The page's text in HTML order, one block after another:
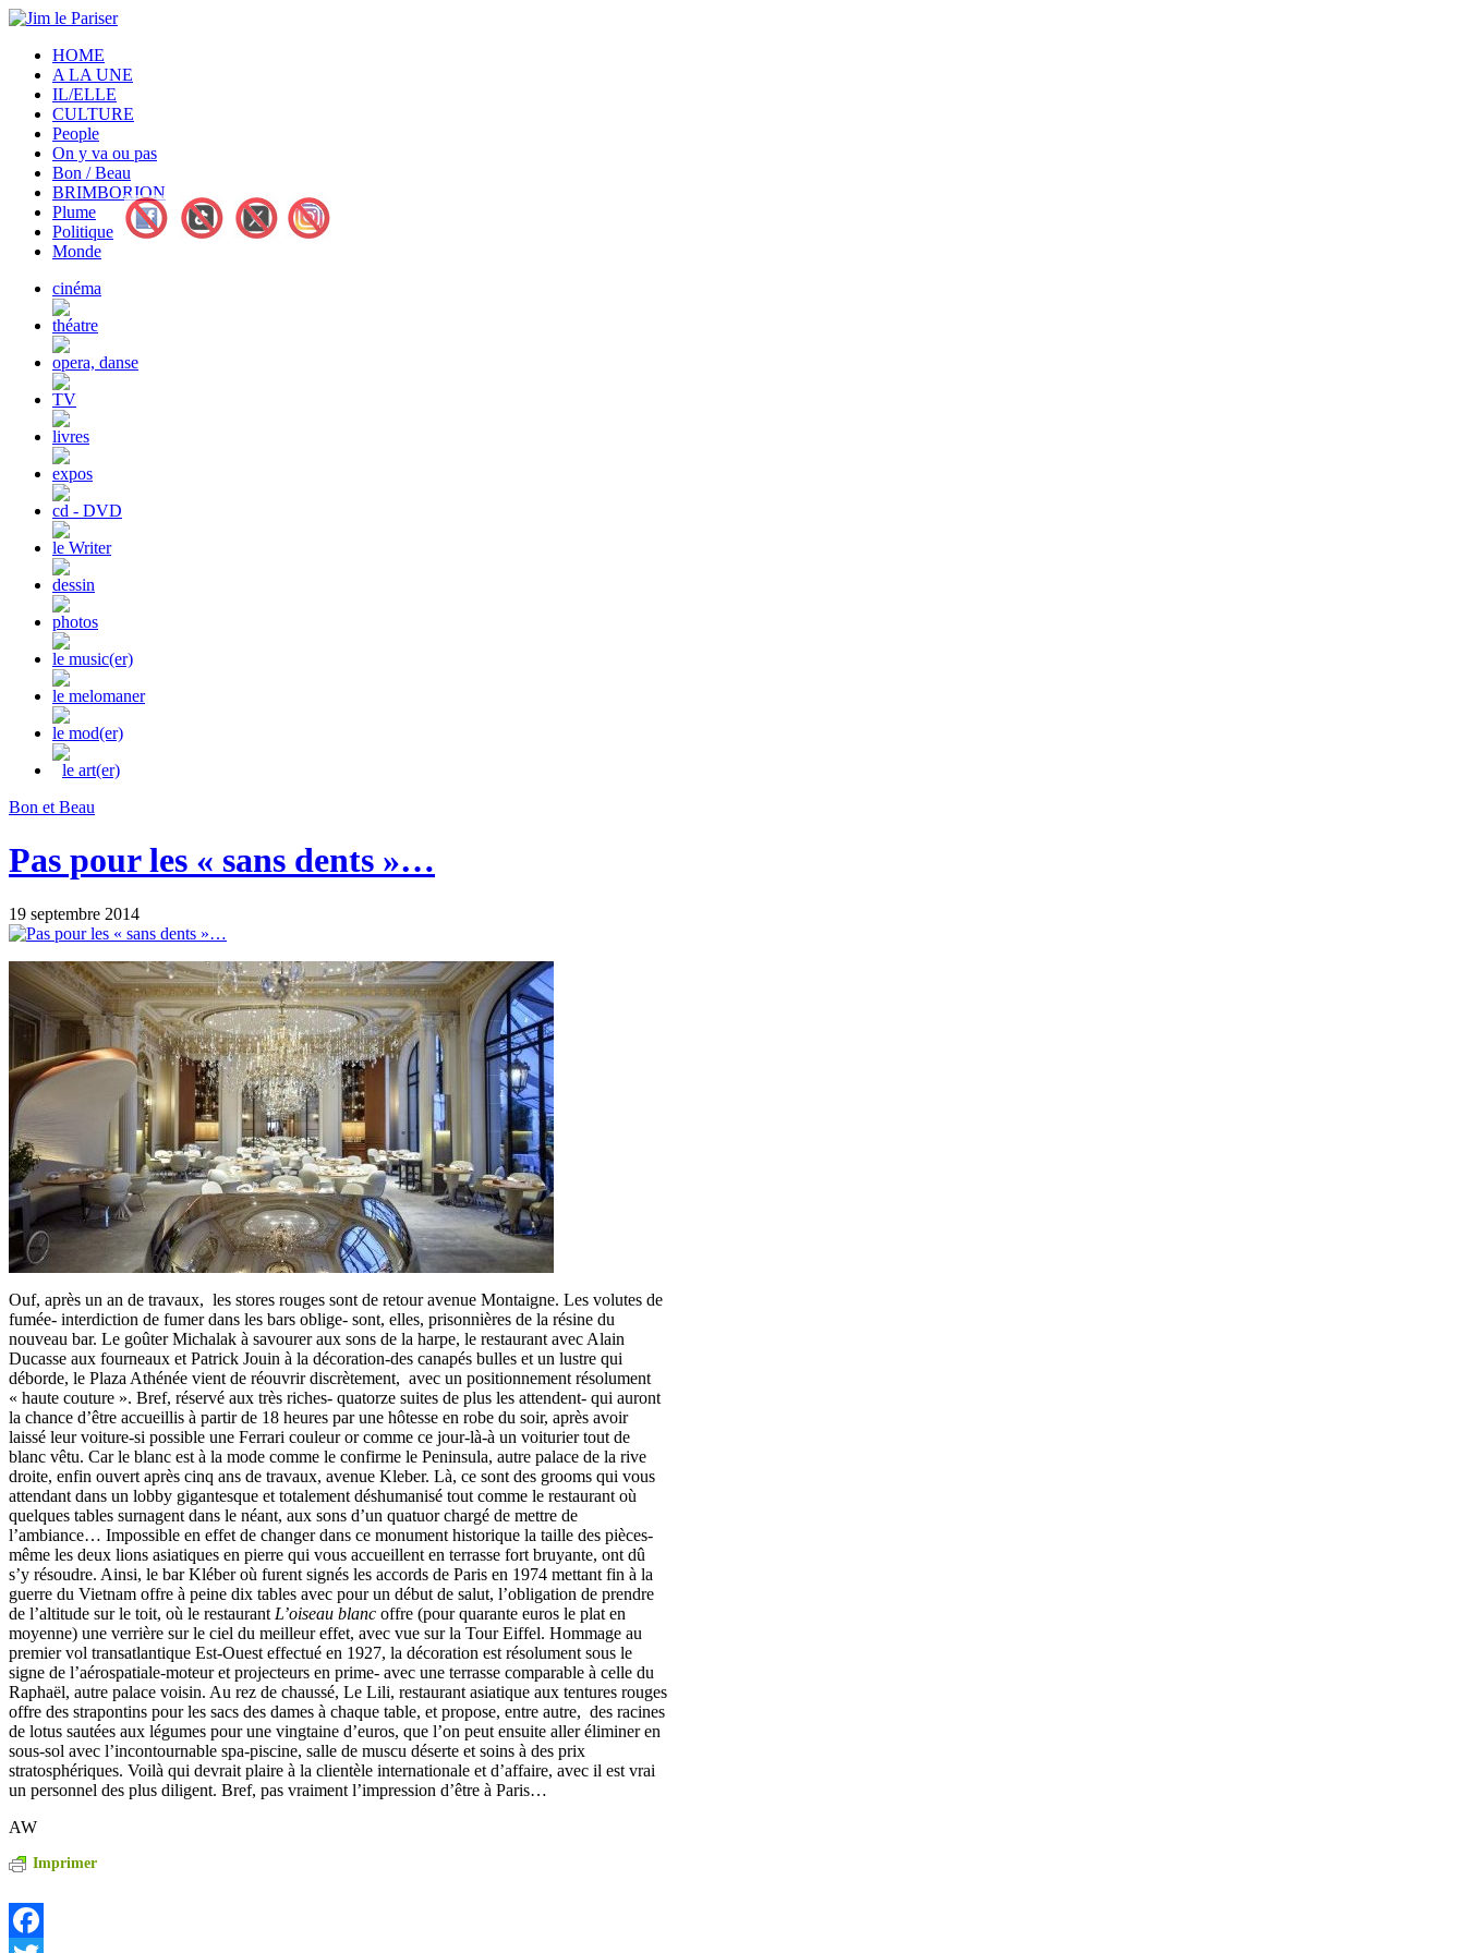
HOME
A LA UNE
IL/ELLE
CULTURE
People
On y va ou pas
Bon / Beau
BRIMBORION
Plume
Politique
Monde
cinéma
théatre
opera, danse
TV
livres
expos
cd - DVD
le Writer
dessin
photos
le music(er)
le melomaner
le mod(er)
le art(er)
Bon et Beau
Pas pour les « sans dents »…
19 septembre 2014
Ouf, après un an de travaux, les stores rouges sont de retour avenue Montaigne. Les volutes de
fumée- interdiction de fumer dans les bars oblige- sont, elles, prisonnières de la résine du
nouveau bar. Le goûter Michalak à savourer aux sons de la harpe, le restaurant avec Alain
Ducasse aux fourneaux et Patrick Jouin à la décoration-des canapés bulles et un lustre qui
déborde, le Plaza Athénée vient de réouvrir discrètement, avec un positionnement résolument
« haute couture ». Bref, réservé aux très riches- quatorze suites de plus les attendent- qui auront
la chance d’être accueillis à partir de 18 heures par une hôtesse en robe du soir, après avoir
laissé leur voiture-si possible une Ferrari couleur or comme ce jour-là-à un voiturier tout de
blanc vêtu. Car le blanc est à la mode comme le confirme le Peninsula, autre palace de la rive
droite, enfin ouvert après cinq ans de travaux, avenue Kleber. Là, ce sont des grooms qui vous
attendant dans un lobby gigantesque et totalement déshumanisé tout comme le restaurant où
quelques tables surnagent dans le néant, aux sons d’un quatuor chargé de mettre de
l’ambiance… Impossible en effet de changer dans ce monument historique la taille des pièces-
même les deux lions asiatiques en pierre qui vous accueillent en terrasse fort bruyante, ont dû
s’y résoudre. Ainsi, le bar Kléber où furent signés les accords de Paris en 1974 mettant fin à la
guerre du Vietnam offre à peine dix tables avec pour un début de salut, l’obligation de prendre
de l’altitude sur le toit, où le restaurant L’oiseau blanc offre (pour quarante euros le plat en
moyenne) une verrière sur le ciel du meilleur effet, avec vue sur la Tour Eiffel. Hommage au
premier vol transatlantique Est-Ouest effectué en 1927, la décoration est résolument sous le
signe de l’aérospatiale-moteur et projecteurs en prime- avec une terrasse comparable à celle du
Raphaël, autre palace voisin. Au rez de chaussé, Le Lili, restaurant asiatique aux tentures rouges
offre des strapontins pour les sacs des dames à chaque table, et propose, entre autre, des racines
de lotus sautées aux légumes pour une vingtaine d’euros, que l’on peut ensuite aller éliminer en
sous-sol avec l’incontournable spa-piscine, salle de muscu déserte et soins à des prix
stratosphériques. Voilà qui devrait plaire à la clientèle internationale et d’affaire, avec il est vrai
un personnel des plus diligent. Bref, pas vraiment l’impression d’être à Paris…
AW
Imprimer